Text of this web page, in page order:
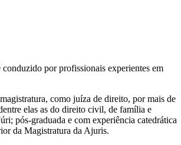
conduzido por profissionais experientes em
como juíza de direito, por mais de
elas as do direito civil, de família e
pós-graduada e com experiência catedrática
da Magistratura da Ajuris.